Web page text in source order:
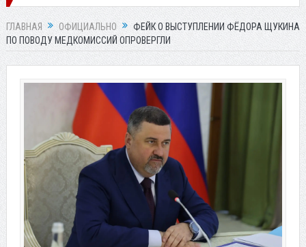
ГЛАВНАЯ ОФИЦИАЛЬНО
ФЕЙК О ВЫСТУПЛЕНИИ ФЁДОРА ЩУКИНА
ПО ПОВОДУ МЕДКОМИССИЙ ОПРОВЕРГЛИ